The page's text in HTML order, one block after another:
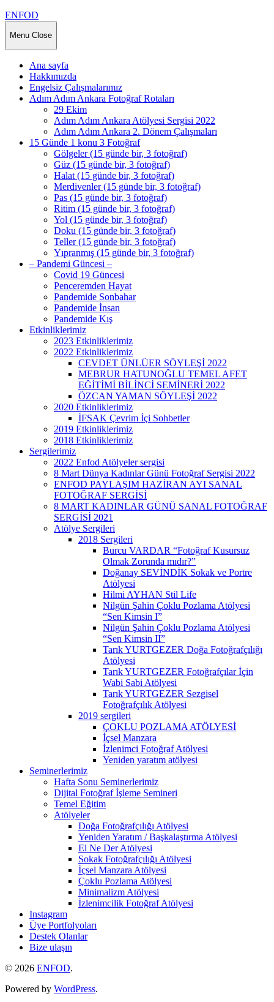
ENFOD
Menu Close
Ana sayfa
Hakkımızda
Engelsiz Çalışmalarımız
Adım Adım Ankara Fotoğraf Rotaları
29 Ekim
Adım Adım Ankara Atölyesi Sergisi 2022
Adım Adım Ankara 2. Dönem Çalışmaları
15 Günde 1 konu 3 Fotoğraf
Gölgeler (15 günde bir, 3 fotoğraf)
Güz (15 günde bir, 3 fotoğraf)
Halat (15 günde bir, 3 fotoğraf)
Merdivenler (15 günde bir, 3 fotoğraf)
Pas (15 günde bir, 3 fotoğraf)
Ritim (15 günde bir, 3 fotoğraf)
Yol (15 günde bir, 3 fotoğraf)
Doku (15 günde bir, 3 fotoğraf)
Teller (15 günde bir, 3 fotoğraf)
Yıpranmış (15 günde bir, 3 fotoğraf)
– Pandemi Güncesi –
Covid 19 Güncesi
Penceremden Hayat
Pandemide Sonbahar
Pandemide İnsan
Pandemide Kış
Etkinliklerimiz
2023 Etkinliklerimiz
2022 Etkinliklerimiz
CEVDET ÜNLÜER SÖYLEŞİ 2022
MEBRUR HATUNOĞLU TEMEL AFET
EĞİTİMİ BİLİNCİ SEMİNERİ 2022
ÖZCAN YAMAN SÖYLEŞİ 2022
2020 Etkinliklerimiz
İFSAK Çevrim İçi Sohbetler
2019 Etkinliklerimiz
2018 Etkinliklerimiz
Sergilerimiz
2022 Enfod Atölyeler sergisi
8 Mart Dünya Kadınlar Günü Fotoğraf Sergisi 2022
ENFOD PAYLAŞIM HAZİRAN AYI SANAL
FOTOĞRAF SERGİSİ
8 MART KADINLAR GÜNÜ SANAL FOTOĞRAF
SERGİSİ 2021
Atölye Sergileri
2018 Sergileri
Burcu VARDAR “Fotoğraf Kusursuz
Olmak Zorunda mıdır?”
Doğanay SEVİNDİK Sokak ve Portre
Atölyesi
Hilmi AYHAN Stil Life
Nilgün Şahin Çoklu Pozlama Atölyesi
“Sen Kimsin I”
Nilgün Şahin Çoklu Pozlama Atölyesi
“Sen Kimsin II”
Tarık YURTGEZER Doğa Fotoğrafçılığı
Atölyesi
Tarık YURTGEZER Fotoğrafçılar İçin
Wabi Sabi Atölyesi
Tarık YURTGEZER Sezgisel
Fotoğrafçılık Atölyesi
2019 sergileri
ÇOKLU POZLAMA ATÖLYESİ
İçsel Manzara
İzlenimci Fotoğraf Atölyesi
Yeniden yaratım atölyesi
Seminerlerimiz
Hafta Sonu Seminerlerimiz
Dijital Fotoğraf İşleme Semineri
Temel Eğitim
Atölyeler
Doğa Fotoğrafçılığı Atölyesi
Yeniden Yaratım / Başkalaştırma Atölyesi
El Ne Der Atölyesi
Sokak Fotoğrafçılığı Atölyesi
İçsel Manzara Atölyesi
Çoklu Pozlama Atölyesi
Minimalizm Atölyesi
İzlenimcilik Fotoğraf Atölyesi
Instagram
Üye Portfolyoları
Destek Olanlar
Bize ulaşın
© 2026 ENFOD.
Powered by WordPress.